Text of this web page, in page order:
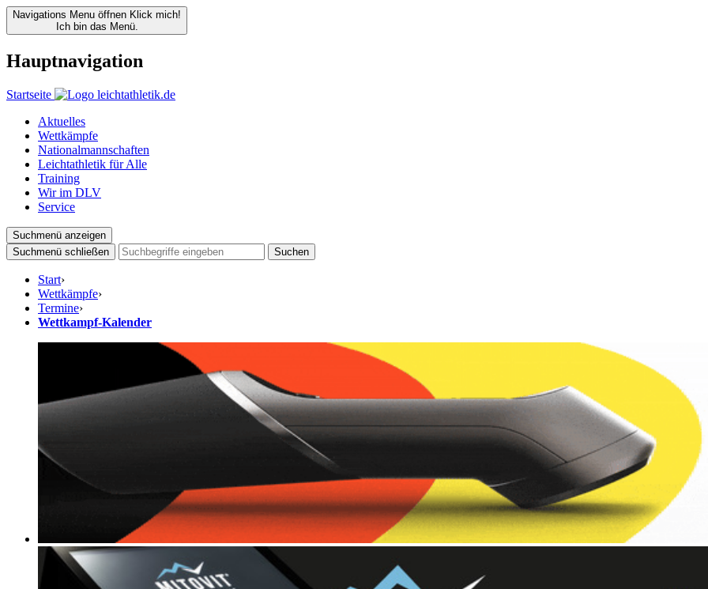
Navigations Menu öffnen Klick mich!
Ich bin das Menü.
Hauptnavigation
Startseite
Aktuelles
Wettkämpfe
Nationalmannschaften
Leichtathletik für Alle
Training
Wir im DLV
Service
Suchmenü anzeigen
Suchmenü schließen
Suchen
Start›
Wettkämpfe›
Termine›
Wettkampf-Kalender